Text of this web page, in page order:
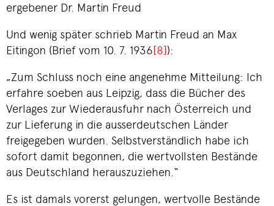
ergebener Dr. Martin Freud
Und wenig später schrieb Martin Freud an Max
Eitingon (Brief vom 10. 7. 1936[8]):
„Zum Schluss noch eine angenehme Mitteilung: Ich
erfahre soeben aus Leipzig, dass die Bücher des
Verlages zur Wiederausfuhr nach Österreich und
zur Lieferung in die ausserdeutschen Länder
freigegeben wurden. Selbstverständlich habe ich
sofort damit begonnen, die wertvollsten Bestände
aus Deutschland herauszuziehen.“
Es ist damals vorerst gelungen, wertvolle Bestände